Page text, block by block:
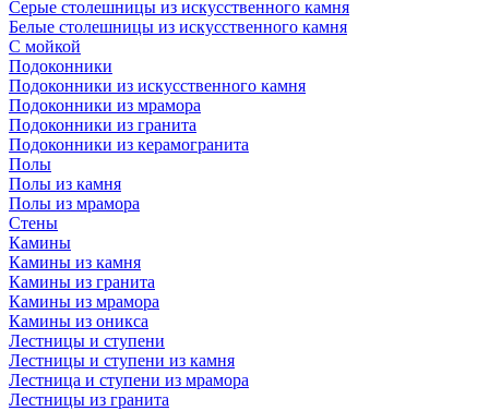
Серые столешницы из искусственного камня
Белые столешницы из искусственного камня
С мойкой
Подоконники
Подоконники из искусственного камня
Подоконники из мрамора
Подоконники из гранита
Подоконники из керамогранита
Полы
Полы из камня
Полы из мрамора
Стены
Камины
Камины из камня
Камины из гранита
Камины из мрамора
Камины из оникса
Лестницы и ступени
Лестницы и ступени из камня
Лестница и ступени из мрамора
Лестницы из гранита